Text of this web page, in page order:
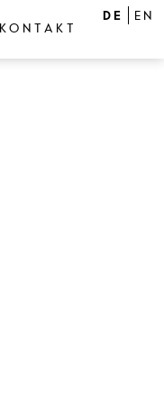
KONTAKT
DE EN